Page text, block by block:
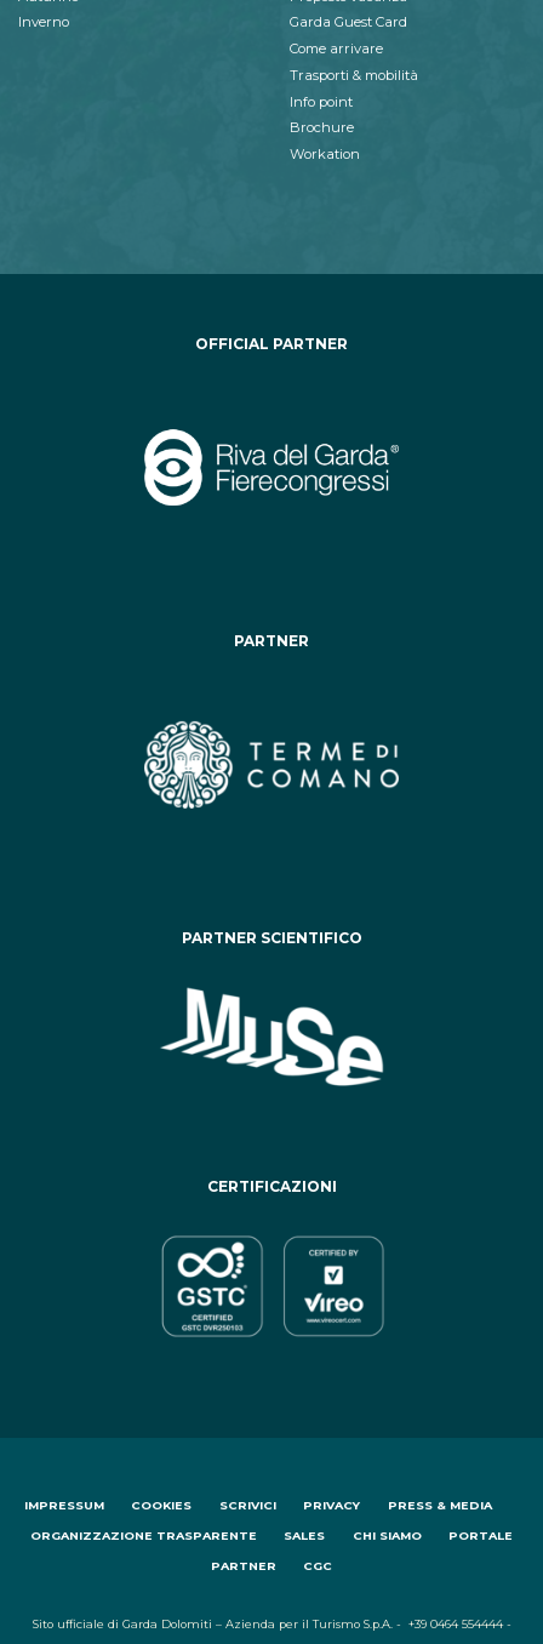
Inverno
Garda Guest Card
Come arrivare
Trasporti & mobilità
Info point
Brochure
Workation
OFFICIAL PARTNER
PARTNER
PARTNER SCIENTIFICO
CERTIFICAZIONI
IMPRESSUM COOKIES SCRIVICI PRIVACY PRESS & MEDIA
ORGANIZZAZIONE TRASPARENTE SALES CHI SIAMO PORTALE
PARTNER CGC
Sito ufficiale di Garda Dolomiti – Azienda per il Turismo S.p.A. - +39 0464 554444 -